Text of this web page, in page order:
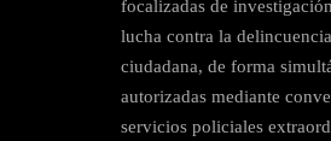
focalizadas de
lucha contra la
ciudadana, de forma
autorizadas mediante
servicios policiales